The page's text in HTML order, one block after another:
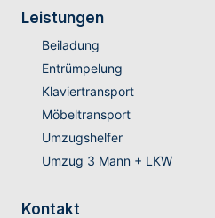
Leistungen
Beiladung
Entrümpelung
Klaviertransport
Möbeltransport
Umzugshelfer
Umzug 3 Mann + LKW
Kontakt